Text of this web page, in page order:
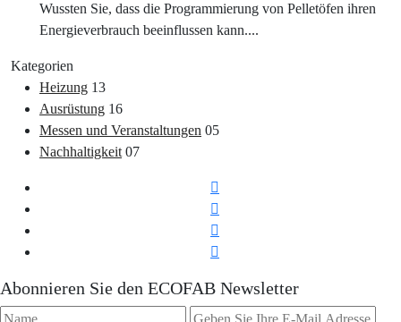
Wussten Sie, dass die Programmierung von Pelletöfen ihren
Energieverbrauch beeinflussen kann....
Kategorien
Heizung 13
Ausrüstung 16
Messen und Veranstaltungen 05
Nachhaltigkeit 07
Abonnieren Sie den ECOFAB Newsletter